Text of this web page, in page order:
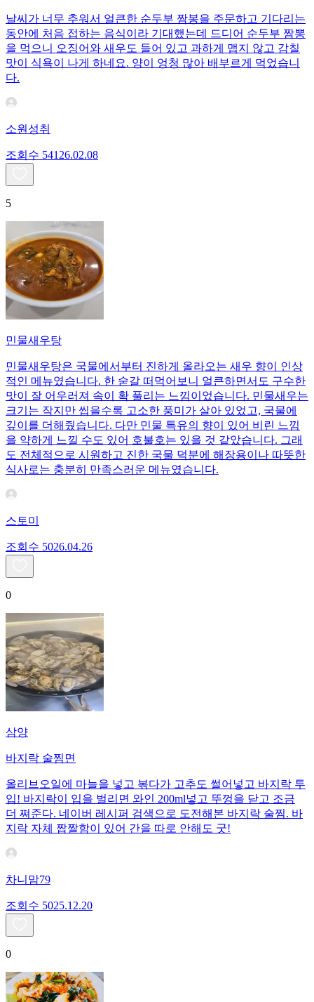
날씨가 너무 추워서 얼큰한 순두부 짬봉을 주문하고 기다리는
동안에 처음 접하는 음식이라 기대했는데 드디어 순두부 짬뽕
을 먹으니 오징어와 새우도 들어 있고 과하게 맵지 않고 감칠
맛이 식욕이 나게 하네요. 양이 엉청 많아 배부르게 먹었습니
다.
소원성취
조회수 541 26.02.08
5
민물새우탕
민물새우탕은 국물에서부터 진하게 올라오는 새우 향이 인상
적인 메뉴였습니다. 한 숟갈 떠먹어보니 얼큰하면서도 구수한
맛이 잘 어우러져 속이 확 풀리는 느낌이었습니다. 민물새우는
크기는 작지만 씹을수록 고소한 풍미가 살아 있었고, 국물에
깊이를 더해줬습니다. 다만 민물 특유의 향이 있어 비린 느낌
을 약하게 느낄 수도 있어 호불호는 있을 것 같았습니다. 그래
도 전체적으로 시원하고 진한 국물 덕분에 해장용이나 따뜻한
식사로는 충분히 만족스러운 메뉴였습니다.
스토미
조회수 5026.04.26
0
삼양
바지락 술찜면
올리브오일에 마늘을 넣고 볶다가 고추도 썰어넣고 바지락 투
입! 바지락이 입을 벌리면 와인 200ml넣고 뚜껑을 닫고 조금
더 쪄준다. 네이버 레시퍼 검색으로 도전해본 바지락 술찜. 바
지락 자체 짭짤함이 있어 간을 따로 안해도 굿!
차니맘79
조회수 5025.12.20
0